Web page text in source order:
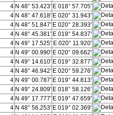
4 N 48° 53.423' E 018° 57.705'
4 N 48° 47.618' E 020° 31.943'
4 N 48° 51.847' E 020° 28.393'
4 N 48° 45.381' E 019° 54.837'
4 N 49° 17.525' E 020° 11.920'
4 N 49° 00.990' E 020° 09.662'
4 N 49° 14.610' E 019° 32.877'
4 N 48° 46.942' E 020° 59.276'
4 N 49° 00.787' E 019° 44.813'
4 N 49° 24.809' E 018° 58.126'
4 N 49° 17.777' E 019° 47.659'
4 N 48° 56.253' E 019° 02.369'